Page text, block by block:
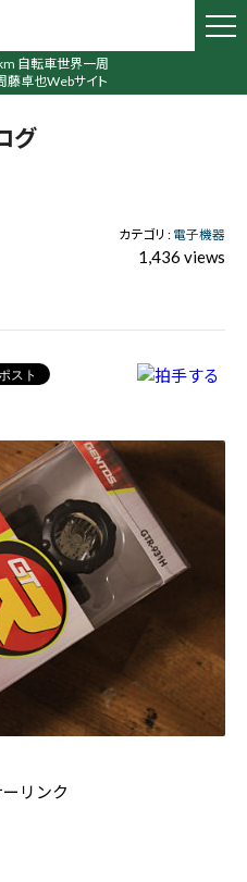
自転車世界一周
藤卓也Webサイト
グ
カテゴリ : 電子機器
1,436 views
リンク